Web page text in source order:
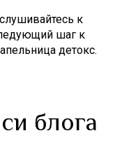
к
шаг к
детокс.
блога